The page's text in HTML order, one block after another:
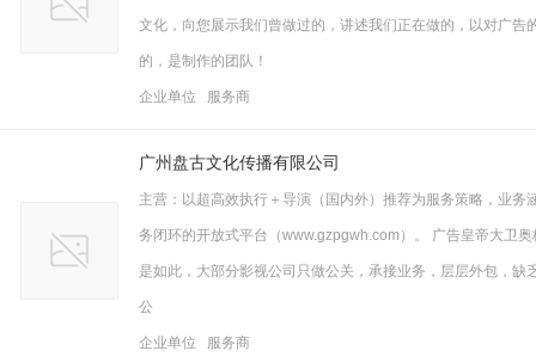
文化，向您展示我们曾做过的，讲述我们正在做的，以对广
的，是制作的团队！
企业单位 服务商
广州盘古文化传播有限公司
主营：以超高效执行＋导演（国内外）推荐为服务策略，业
务闭环的开放式平台（www.gzpgwh.com）。 广告皇帝大卫
是如此，大部分影视公司只做公关，承接业务，层层外包，
公
企业单位 服务商